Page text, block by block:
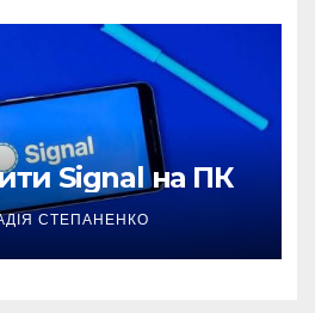
Signal на ПК
СТЕПАНЕНКО